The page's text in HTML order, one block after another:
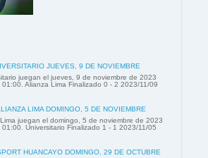
JUEVES, 9 DE NOVIEMBRE
juegan el jueves, 9 de noviembre de 2023
Alianza Lima Finalizado 0 - 2 2023/11/09
LIMA DOMINGO, 5 DE NOVIEMBRE
juegan el domingo, 5 de noviembre de 2023
Universitario Finalizado 1 - 1 2023/11/05
HUANCAYO DOMINGO, 29 DE OCTUBRE